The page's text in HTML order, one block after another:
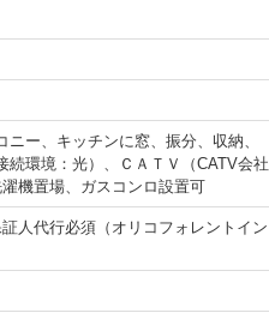
ー、キッチンに窓、振分、収納、
環境：光）、ＣＡＴＶ（CATV会社
機置場、ガスコンロ設置可
人代行必須（オリコフォレントイン